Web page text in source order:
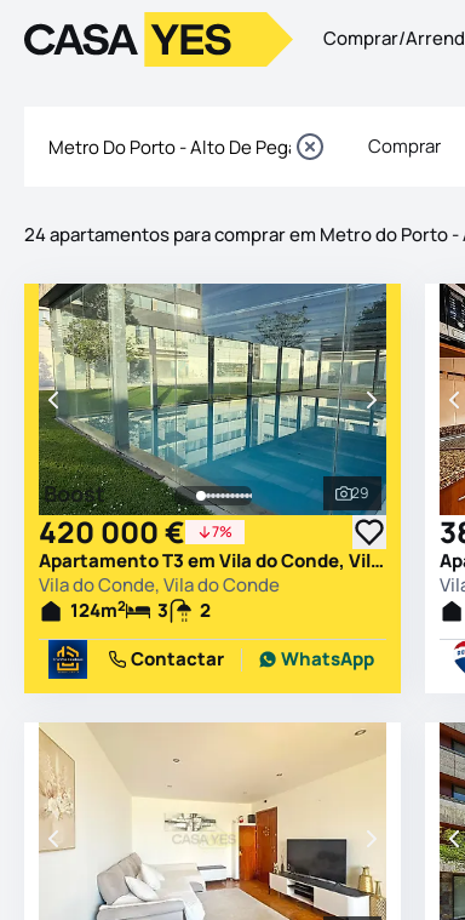
LogoIr para a homepage Comprar/
Comprar
24 apartamentos para comprar em Metro do Porto -
Imóveis
Lista de Imóveis
Ver todas as
29
Boost
420 000 € 7%
Apartamento T3 em Vila do Conde, Vila do Conde
Vila do Conde, Vila do Conde
124m2 3
2
Contactar
WhatsApp